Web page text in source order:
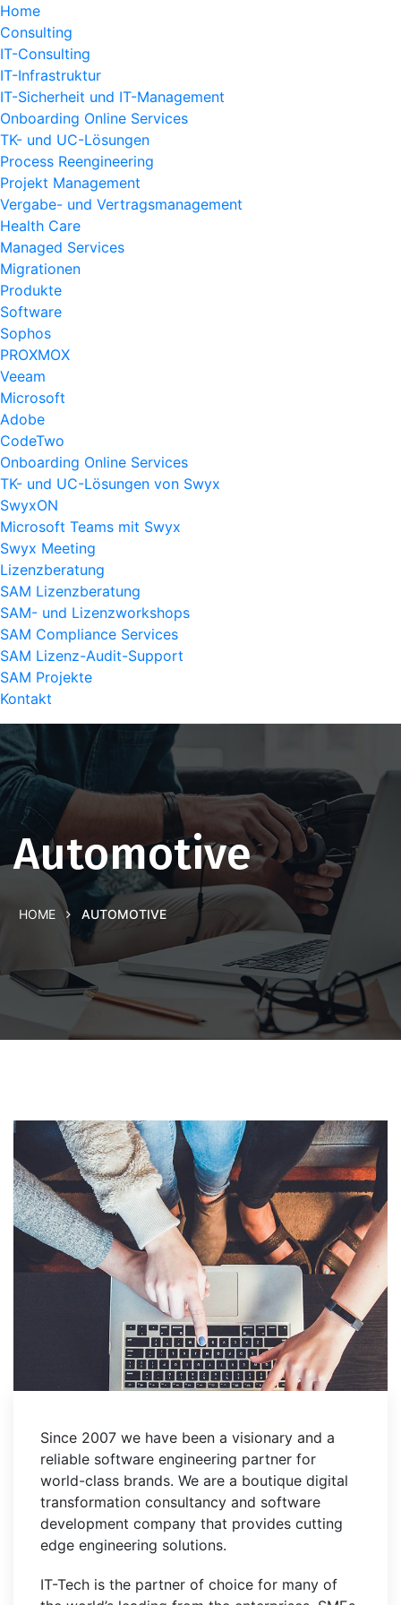
Home
Consulting
IT-Consulting
IT-Infrastruktur
IT-Sicherheit und IT-Management
Onboarding Online Services
TK- und UC-Lösungen
Process Reengineering
Projekt Management
Vergabe- und Vertragsmanagement
Health Care
Managed Services
Migrationen
Produkte
Software
Sophos
PROXMOX
Veeam
Microsoft
Adobe
CodeTwo
Onboarding Online Services
TK- und UC-Lösungen von Swyx
SwyxON
Microsoft Teams mit Swyx
Swyx Meeting
Lizenzberatung
SAM Lizenzberatung
SAM- und Lizenzworkshops
SAM Compliance Services
SAM Lizenz-Audit-Support
SAM Projekte
Kontakt
Automotive
HOME AUTOMOTIVE
Since 2007 we have been a visionary and a
reliable software engineering partner for
world-class brands. We are a boutique digital
transformation consultancy and software
development company that provides cutting
edge engineering solutions.
IT-Tech is the partner of choice for many of